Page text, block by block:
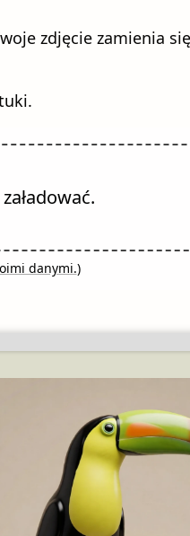
zdjęcie zamienia
danymi.)